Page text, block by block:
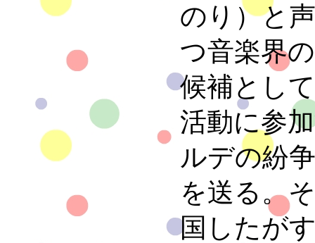
のり）と
つ音楽界
候補とし
活動に参
ルデの紛
を送る。
国したが